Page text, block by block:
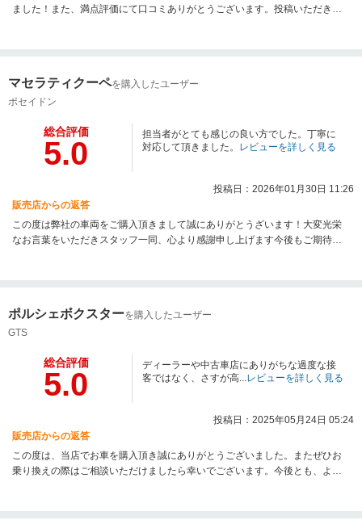
ました！また、満点評価にて口コミありがとうございます。投稿いただきま
マセラティクーペを購入したユーザー
ポセイドン
総合評価
5.0
担当者がとても感じの良い方でした。丁寧に
対応して頂きました。 レビューを詳しく見る
投稿日：2026年01月30日 11:26
販売店からの返答
この度は弊社の車両をご購入頂きまして誠にありがとうざいます！大変光栄
なお言葉をいただきスタッフ一同、心より感謝申し上げます今後もご期待に
ポルシェボクスターを購入したユーザー
GTS
総合評価
5.0
ディーラーや中古車店にありがちな過度な接
客ではなく、さすが高...レビューを詳しく見る
投稿日：2025年05月24日 05:24
販売店からの返答
この度は、当店でお車を購入頂き誠にありがとうございました。またぜひお
乗り換えの際はご相談いただけましたら幸いでございます。今後とも、よろ